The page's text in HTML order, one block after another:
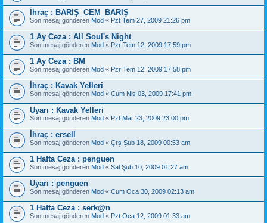
İhraç : BARIŞ_CEM_BARIŞ
Son mesaj gönderen Mod « Pzt Tem 27, 2009 21:26 pm
1 Ay Ceza : All Soul's Night
Son mesaj gönderen Mod « Pzr Tem 12, 2009 17:59 pm
1 Ay Ceza : BM
Son mesaj gönderen Mod « Pzr Tem 12, 2009 17:58 pm
İhraç : Kavak Yelleri
Son mesaj gönderen Mod « Cum Nis 03, 2009 17:41 pm
Uyarı : Kavak Yelleri
Son mesaj gönderen Mod « Pzt Mar 23, 2009 23:00 pm
İhraç : ersell
Son mesaj gönderen Mod « Çrş Şub 18, 2009 00:53 am
1 Hafta Ceza : penguen
Son mesaj gönderen Mod « Sal Şub 10, 2009 01:27 am
Uyarı : penguen
Son mesaj gönderen Mod « Cum Oca 30, 2009 02:13 am
1 Hafta Ceza : serk@n
Son mesaj gönderen Mod « Pzt Oca 12, 2009 01:33 am